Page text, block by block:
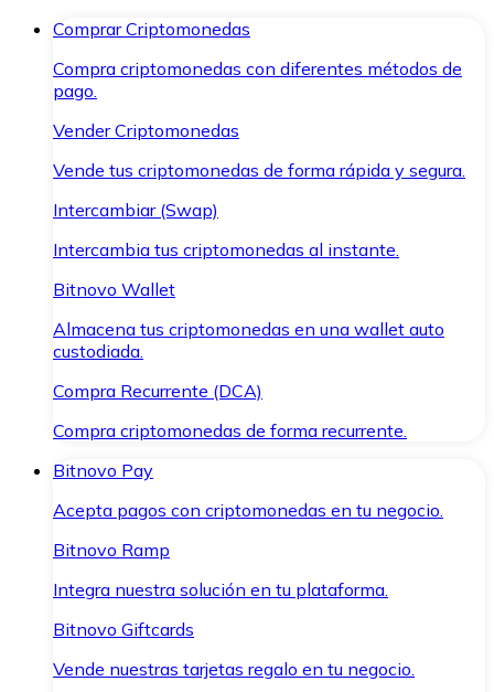
Comprar Criptomonedas
Compra criptomonedas con diferentes métodos de
pago.
Vender Criptomonedas
Vende tus criptomonedas de forma rápida y segura.
Intercambiar (Swap)
Intercambia tus criptomonedas al instante.
Bitnovo Wallet
Almacena tus criptomonedas en una wallet auto
custodiada.
Compra Recurrente (DCA)
Compra criptomonedas de forma recurrente.
Bitnovo Pay
Acepta pagos con criptomonedas en tu negocio.
Bitnovo Ramp
Integra nuestra solución en tu plataforma.
Bitnovo Giftcards
Vende nuestras tarjetas regalo en tu negocio.